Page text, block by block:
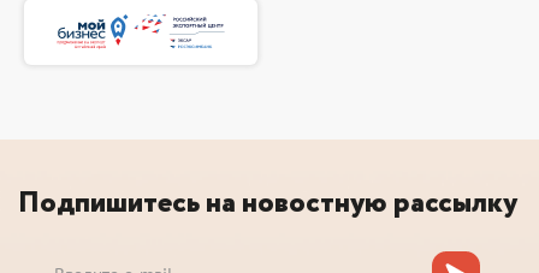
Подпишитесь на новостную рассылку